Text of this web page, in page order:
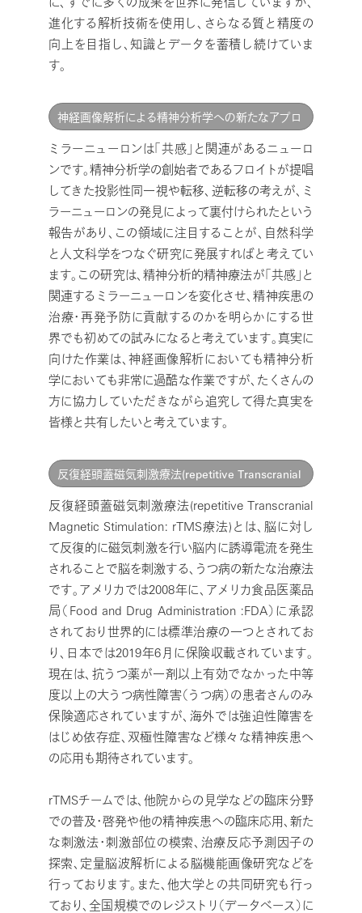
進化する解析技術を使用し、さらなる質と精度の
向上を目指し、知識とデータを蓄積し続けていま
す。
神経画像解析による精神分析学への新たなアプロ
ーチ －MRI拡散テンソル画像解析による精神分析
的精神療法治療効果判定－
ミラーニューロンは「共感」と関連があるニューロ
ンです。精神分析学の創始者であるフロイトが提唱
してきた投影性同一視や転移、逆転移の考えが、ミ
ラーニューロンの発見によって裏付けられたという
報告があり、この領域に注目することが、自然科学
と人文科学をつなぐ研究に発展すればと考えてい
ます。この研究は、精神分析的精神療法が「共感」と
関連するミラーニューロンを変化させ、精神疾患の
治療・再発予防に貢献するのかを明らかにする世
界でも初めての試みになると考えています。真実に
向けた作業は、神経画像解析においても精神分析
学においても非常に過酷な作業ですが、たくさんの
方に協力していただきながら追究して得た真実を
皆様と共有したいと考えています。
反復経頭蓋磁気刺激療法(repetitive Transcranial
Magnetic Stimulation: rTMS療法)
反復経頭蓋磁気刺激療法(repetitive Transcranial
Magnetic Stimulation: rTMS療法)とは、脳に対し
て反復的に磁気刺激を行い脳内に誘導電流を発生
されることで脳を刺激する、うつ病の新たな治療法
です。アメリカでは2008年に、アメリカ食品医薬品
局（Food and Drug Administration :FDA）に承認
されており世界的には標準治療の一つとされてお
り、日本では2019年6月に保険収載されています。
現在は、抗うつ薬が一剤以上有効でなかった中等
度以上の大うつ病性障害（うつ病）の患者さんのみ
保険適応されていますが、海外では強迫性障害を
はじめ依存症、双極性障害など様々な精神疾患へ
の応用も期待されています。
rTMSチームでは、他院からの見学などの臨床分野
での普及・啓発や他の精神疾患への臨床応用、新た
な刺激法・刺激部位の模索、治療反応予測因子の
探索、定量脳波解析による脳機能画像研究などを
行っております。また、他大学との共同研究も行っ
ており、全国規模でのレジストリ（データベース）に